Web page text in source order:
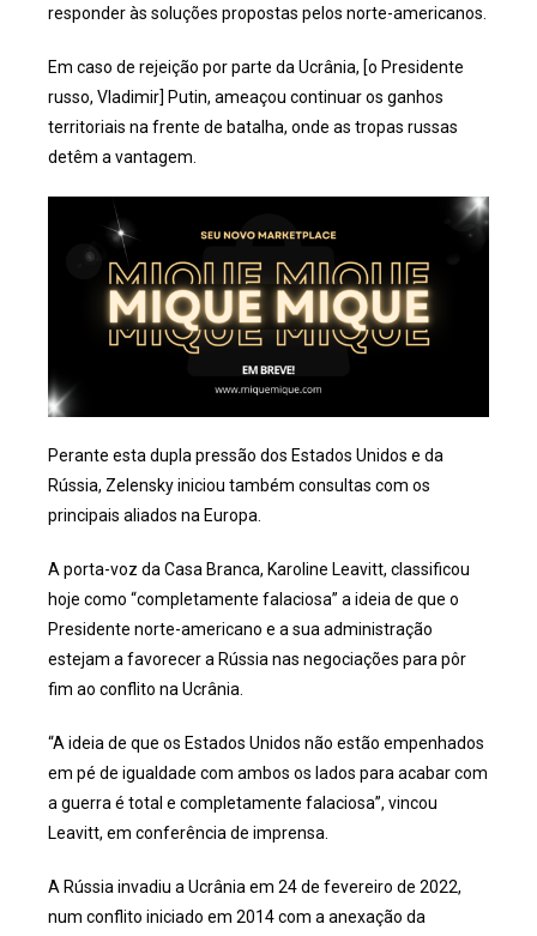
responder às soluções propostas pelos norte-americanos.
Em caso de rejeição por parte da Ucrânia, [o Presidente
russo, Vladimir] Putin, ameaçou continuar os ganhos
territoriais na frente de batalha, onde as tropas russas
detêm a vantagem.
Perante esta dupla pressão dos Estados Unidos e da
Rússia, Zelensky iniciou também consultas com os
principais aliados na Europa.
A porta-voz da Casa Branca, Karoline Leavitt, classificou
hoje como “completamente falaciosa” a ideia de que o
Presidente norte-americano e a sua administração
estejam a favorecer a Rússia nas negociações para pôr
fim ao conflito na Ucrânia.
“A ideia de que os Estados Unidos não estão empenhados
em pé de igualdade com ambos os lados para acabar com
a guerra é total e completamente falaciosa”, vincou
Leavitt, em conferência de imprensa.
A Rússia invadiu a Ucrânia em 24 de fevereiro de 2022,
num conflito iniciado em 2014 com a anexação da